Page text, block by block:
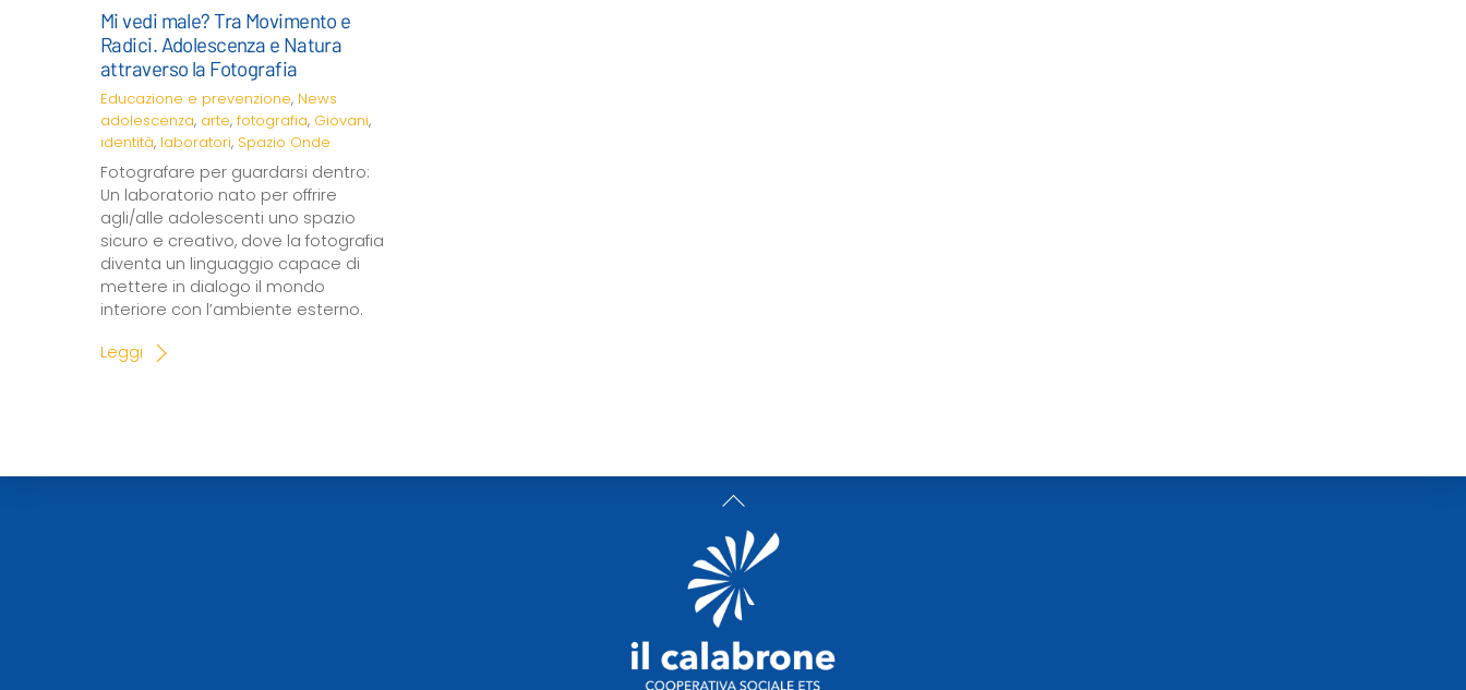
Mi vedi male? Tra Movimento e
Radici. Adolescenza e Natura
attraverso la Fotografia
Educazione e prevenzione, News
adolescenza, arte, fotografia, Giovani,
identità, laboratori, Spazio Onde
Fotografare per guardarsi dentro:
Un laboratorio nato per offrire
agli/alle adolescenti uno spazio
sicuro e creativo, dove la fotografia
diventa un linguaggio capace di
mettere in dialogo il mondo
interiore con l’ambiente esterno.
Leggi
Back
To
Top